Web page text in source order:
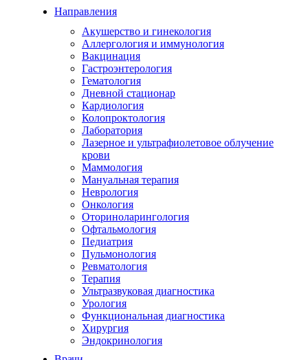
Направления
Акушерство и гинекология
Аллергология и иммунология
Вакцинация
Гастроэнтерология
Гематология
Дневной стационар
Кардиология
Колопроктология
Лаборатория
Лазерное и ультрафиолетовое облучение
крови
Маммология
Мануальная терапия
Неврология
Онкология
Оториноларингология
Офтальмология
Педиатрия
Пульмонология
Ревматология
Терапия
Ультразвуковая диагностика
Урология
Функциональная диагностика
Хирургия
Эндокринология